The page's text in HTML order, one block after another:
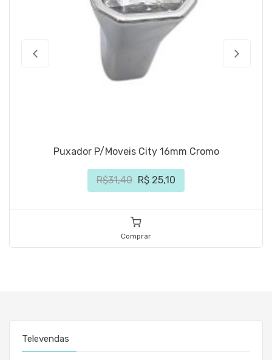
Puxador P/Moveis City 16mm Cromo
R$31,40 R$ 25,10
Comprar
Televendas